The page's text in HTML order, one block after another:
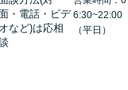
・電話・ビデ
オなど)は応相
6:30~22:00
（平日）